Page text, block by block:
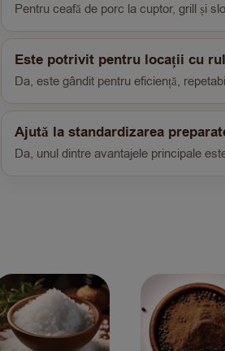
Pentru ceafă de porc la cuptor, grill și
Este potrivit pentru locații cu
Da, este gândit pentru eficiență,
Ajută la standardizarea
Da, unul dintre avantajele principale